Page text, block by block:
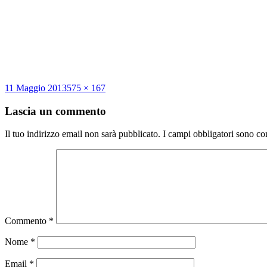
Scritto
11 Maggio 2013Dimensione
575 × 167
Lascia un commento
Il tuo indirizzo email non sarà pubblicato. I campi obbligatori sono
Commento *
Nome *
Email *